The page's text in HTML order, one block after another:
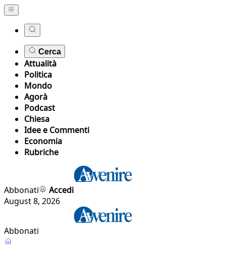
Cerca
Attualità
Politica
Mondo
Agorà
Podcast
Chiesa
Idee e Commenti
Economia
Rubriche
Abbonati
Accedi
August 8, 2026
Abbonati